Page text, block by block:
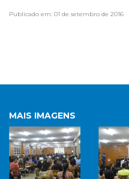
Publicado em: 01 de setembro de 2016
MAIS IMAGENS